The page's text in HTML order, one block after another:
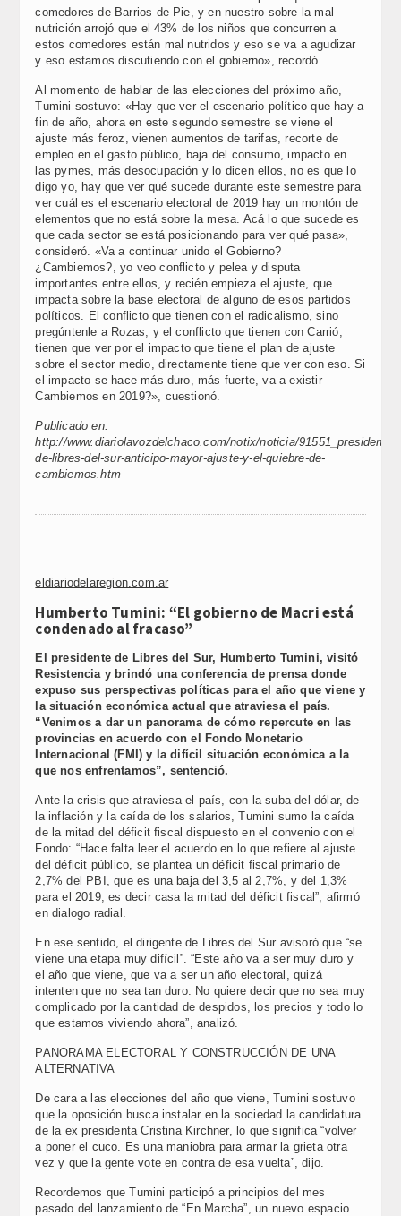
comedores de Barrios de Pie, y en nuestro sobre la mal
nutrición arrojó que el 43% de los niños que concurren a
estos comedores están mal nutridos y eso se va a agudizar
y eso estamos discutiendo con el gobierno», recordó.
Al momento de hablar de las elecciones del próximo año,
Tumini sostuvo: «Hay que ver el escenario político que hay a
fin de año, ahora en este segundo semestre se viene el
ajuste más feroz, vienen aumentos de tarifas, recorte de
empleo en el gasto público, baja del consumo, impacto en
las pymes, más desocupación y lo dicen ellos, no es que lo
digo yo, hay que ver qué sucede durante este semestre para
ver cuál es el escenario electoral de 2019 hay un montón de
elementos que no está sobre la mesa. Acá lo que sucede es
que cada sector se está posicionando para ver qué pasa»,
consideró. «Va a continuar unido el Gobierno?
¿Cambiemos?, yo veo conflicto y pelea y disputa
importantes entre ellos, y recién empieza el ajuste, que
impacta sobre la base electoral de alguno de esos partidos
políticos. El conflicto que tienen con el radicalismo, sino
pregúntenle a Rozas, y el conflicto que tienen con Carrió,
tienen que ver por el impacto que tiene el plan de ajuste
sobre el sector medio, directamente tiene que ver con eso. Si
el impacto se hace más duro, más fuerte, va a existir
Cambiemos en 2019?», cuestionó.
Publicado en:
http://www.diariolavozdelchaco.com/notix/noticia/91551_presidente-
de-libres-del-sur-anticipo-mayor-ajuste-y-el-quiebre-de-
cambiemos.htm
eldiariodelaregion.com.ar
Humberto Tumini: “El gobierno de Macri está
condenado al fracaso”
El presidente de Libres del Sur, Humberto Tumini, visitó
Resistencia y brindó una conferencia de prensa donde
expuso sus perspectivas políticas para el año que viene y
la situación económica actual que atraviesa el país.
“Venimos a dar un panorama de cómo repercute en las
provincias en acuerdo con el Fondo Monetario
Internacional (FMI) y la difícil situación económica a la
que nos enfrentamos”, sentenció.
Ante la crisis que atraviesa el país, con la suba del dólar, de
la inflación y la caída de los salarios, Tumini sumo la caída
de la mitad del déficit fiscal dispuesto en el convenio con el
Fondo: “Hace falta leer el acuerdo en lo que refiere al ajuste
del déficit público, se plantea un déficit fiscal primario de
2,7% del PBI, que es una baja del 3,5 al 2,7%, y del 1,3%
para el 2019, es decir casa la mitad del déficit fiscal”, afirmó
en dialogo radial.
En ese sentido, el dirigente de Libres del Sur avisoró que “se
viene una etapa muy difícil”. “Este año va a ser muy duro y
el año que viene, que va a ser un año electoral, quizá
intenten que no sea tan duro. No quiere decir que no sea muy
complicado por la cantidad de despidos, los precios y todo lo
que estamos viviendo ahora”, analizó.
PANORAMA ELECTORAL Y CONSTRUCCIÓN DE UNA
ALTERNATIVA
De cara a las elecciones del año que viene, Tumini sostuvo
que la oposición busca instalar en la sociedad la candidatura
de la ex presidenta Cristina Kirchner, lo que significa “volver
a poner el cuco. Es una maniobra para armar la grieta otra
vez y que la gente vote en contra de esa vuelta”, dijo.
Recordemos que Tumini participó a principios del mes
pasado del lanzamiento de “En Marcha”, un nuevo espacio